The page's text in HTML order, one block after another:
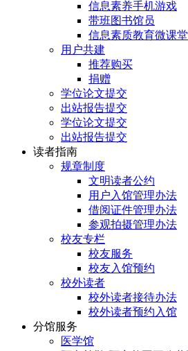
信息素养手机游戏
带班图书馆员
信息素质教育微课堂
用户共建
推荐购买
捐赠
学位论文提交
出站报告提交
学位论文提交
出站报告提交
读者指南
规章制度
文明读者公约
用户入馆管理办法
借阅证件管理办法
参观拍摄管理办法
校友专栏
校友服务
校友入馆预约
校外读者
校外读者接待办法
校外读者预约入馆
分馆服务
医学馆